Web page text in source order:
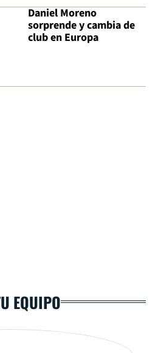
Daniel Moreno
sorprende y cambia de
club en Europa
EQUIPO